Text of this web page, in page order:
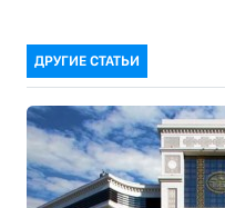
ДРУГИЕ СТАТЬИ